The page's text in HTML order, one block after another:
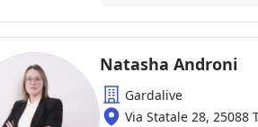
post-vendita. Posso
Natasha Androni
Gardalive
Via Statale 28, 25088